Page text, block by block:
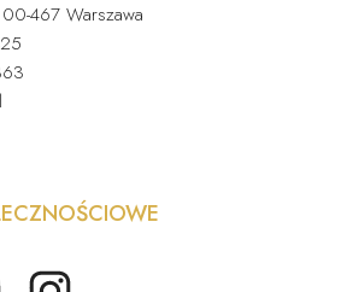
467 Warszawa
YouTube